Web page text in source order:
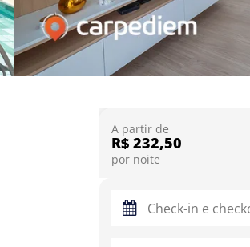
A partir de
R$ 232,50
por noite